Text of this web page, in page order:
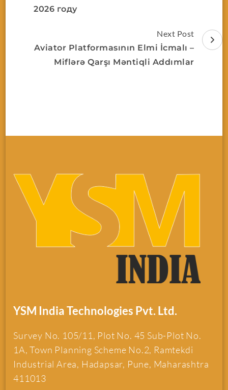
2026 году
Next Post
Aviator Platformasının Elmi İcmalı –
Miflərə Qarşı Məntiqli Addımlar
YSM India Technologies Pvt. Ltd.
Survey No. 105/11, Plot No. 45 Sub-Plot No.
1A, Town Planning Scheme No.2, Ramtekdi
Industrial Area, Hadapsar, Pune, Maharashtra
411013